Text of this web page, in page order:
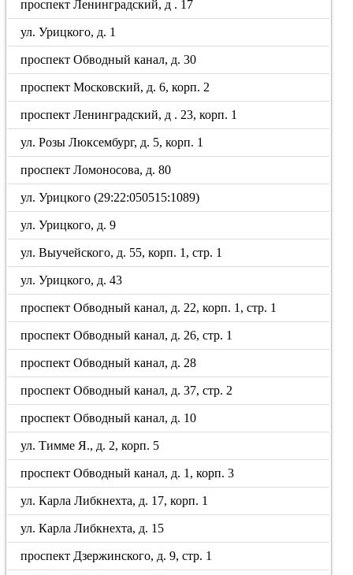
проспект Ленинградский, д . 17
ул. Урицкого, д. 1
проспект Обводный канал, д. 30
проспект Московский, д. 6, корп. 2
проспект Ленинградский, д . 23, корп. 1
ул. Розы Люксембург, д. 5, корп. 1
проспект Ломоносова, д. 80
ул. Урицкого (29:22:050515:1089)
ул. Урицкого, д. 9
ул. Выучейского, д. 55, корп. 1, стр. 1
ул. Урицкого, д. 43
проспект Обводный канал, д. 22, корп. 1, стр. 1
проспект Обводный канал, д. 26, стр. 1
проспект Обводный канал, д. 28
проспект Обводный канал, д. 37, стр. 2
проспект Обводный канал, д. 10
ул. Тимме Я., д. 2, корп. 5
проспект Обводный канал, д. 1, корп. 3
ул. Карла Либкнехта, д. 17, корп. 1
ул. Карла Либкнехта, д. 15
проспект Дзержинского, д. 9, стр. 1